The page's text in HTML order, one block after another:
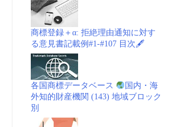
に
Ｍ
商標登録＋α: 拒絶理由通知に対す
る意見書記載例#1-#107 目次🖋
各国商標データベース
国内・海
外知的財産機関 (143) 地域ブロック
別